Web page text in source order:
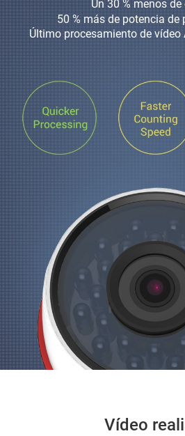
Un 30 % menos de
50 % más de potencia de
Último procesamiento de vídeo
Vídeo